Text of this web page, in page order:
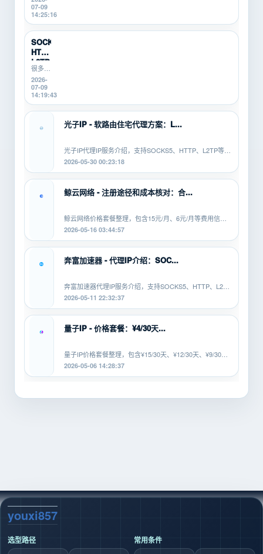
办？
游戏
搬砖
新
手...
砖、游
戏打金
新手在
使用云
手机挂
机时，
会遇到
掉线、
卡顿、
登录异
常、运
等问
文从...
07-09
14:25:16
SOCKS5、
HTTP、
L2TP/P...
很多游
戏搬
砖、游
戏打
金、多
开挂机
手，不
L2TP/PPTP
有什...
2026-
07-09
14:19:43
光子IP - 软路由住宅代理方案：L...
光子IP代理IP服务介绍，支持SOCKS5、HTTP、L2TP等协
议，适配安卓、PC、软路由等平...
2026-05-30 00:23:18
鲸云网络 - 注册途径和成本核对：合...
鲸云网络价格套餐整理，包含15元/月、6元/月等费用信
息，覆盖SOCKS5、HTTP、L2TP等...
2026-05-16 03:44:57
奔富加速器 - 代理IP介绍：SOC...
奔富加速器代理IP服务介绍，支持SOCKS5、HTTP、L2TP
等协议，适配安卓、PC、软路由等...
2026-05-11 22:32:37
量子IP - 价格套餐：¥4/30天...
量子IP价格套餐整理，包含¥15/30天、¥12/30天、¥9/30
天、¥6/30天、¥4/30...
2026-05-06 14:28:37
youxi857
选型路径 常用条件